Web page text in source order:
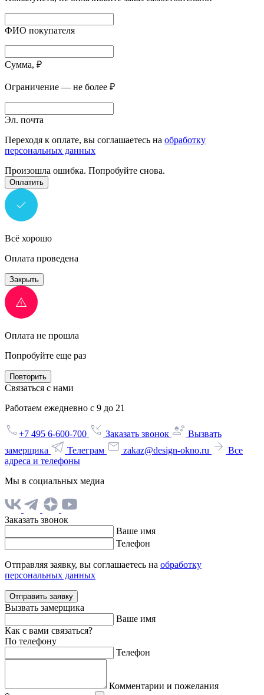
ФИО покупателя
Сумма, ₽
Ограничение — не более ₽
Эл. почта
Переходя к оплате, вы соглашаетесь на обработку
персональных данных
Произошла ошибка. Попробуйте снова.
Оплатить
Всё хорошо
Оплата проведена
Закрыть
Оплата не прошла
Попробуйте еще раз
Повторить
Связаться с нами
Работаем ежедневно с 9 до 21
+7 495 6-600-700 Заказать звонок
Вызвать
замерщика
Телеграм zakaz@design-okno.ru
Все
адреса и телефоны
Мы в социальных медиа
Заказать звонок
Ваше имя
Телефон
Отправляя заявку, вы соглашаетесь на обработку
персональных данных
Отправить заявку
Вызвать замерщика
Ваше имя
Как с вами связаться?
По телефону
Телефон
Комментарии и пожелания